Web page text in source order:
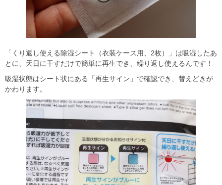
「くり返し使える除湿シート（衣装ケース用、2枚）」は吸湿したあ
とに、天日に干すだけで簡単に再生でき、繰り返し使えるんです！
吸湿状態はシート状にある「再生サイン」で確認でき、替えどきが
かわります。